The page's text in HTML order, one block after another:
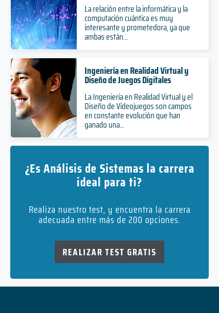
La relación entre la informática y la
computación cuántica es muy
interesante y prometedora, ya que
ambas están...
Ingeniería en Realidad Virtual y
Diseño de Juegos Digitales
La Ingeniería en Realidad Virtual y el
Diseño de Videojuegos son campos
en constante evolución que han
ganado una...
¿Es Análisis de Sistemas la carrera
ideal para ti?
Realiza nuestro test, y encuentra la carrera
adecuada entre más de 200 opciones.
REALIZAR TEST GRATIS